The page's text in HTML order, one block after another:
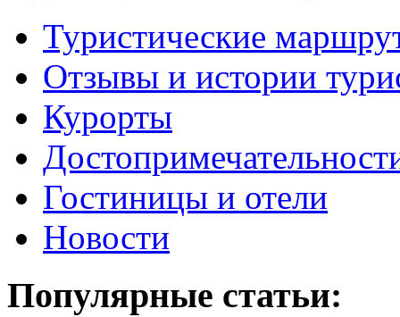
Туристические
Отзывы и истории
Курорты
Гостиницы и отели
Новости
Популярные статьи: